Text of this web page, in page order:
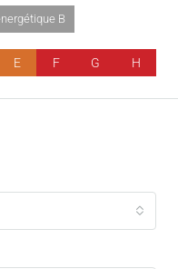
B
E F G H